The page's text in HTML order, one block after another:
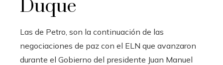
Duque
Las de Petro, son la continuación de las
negociaciones de paz con el ELN que avanzaron
durante el Gobierno del presidente Juan Manuel